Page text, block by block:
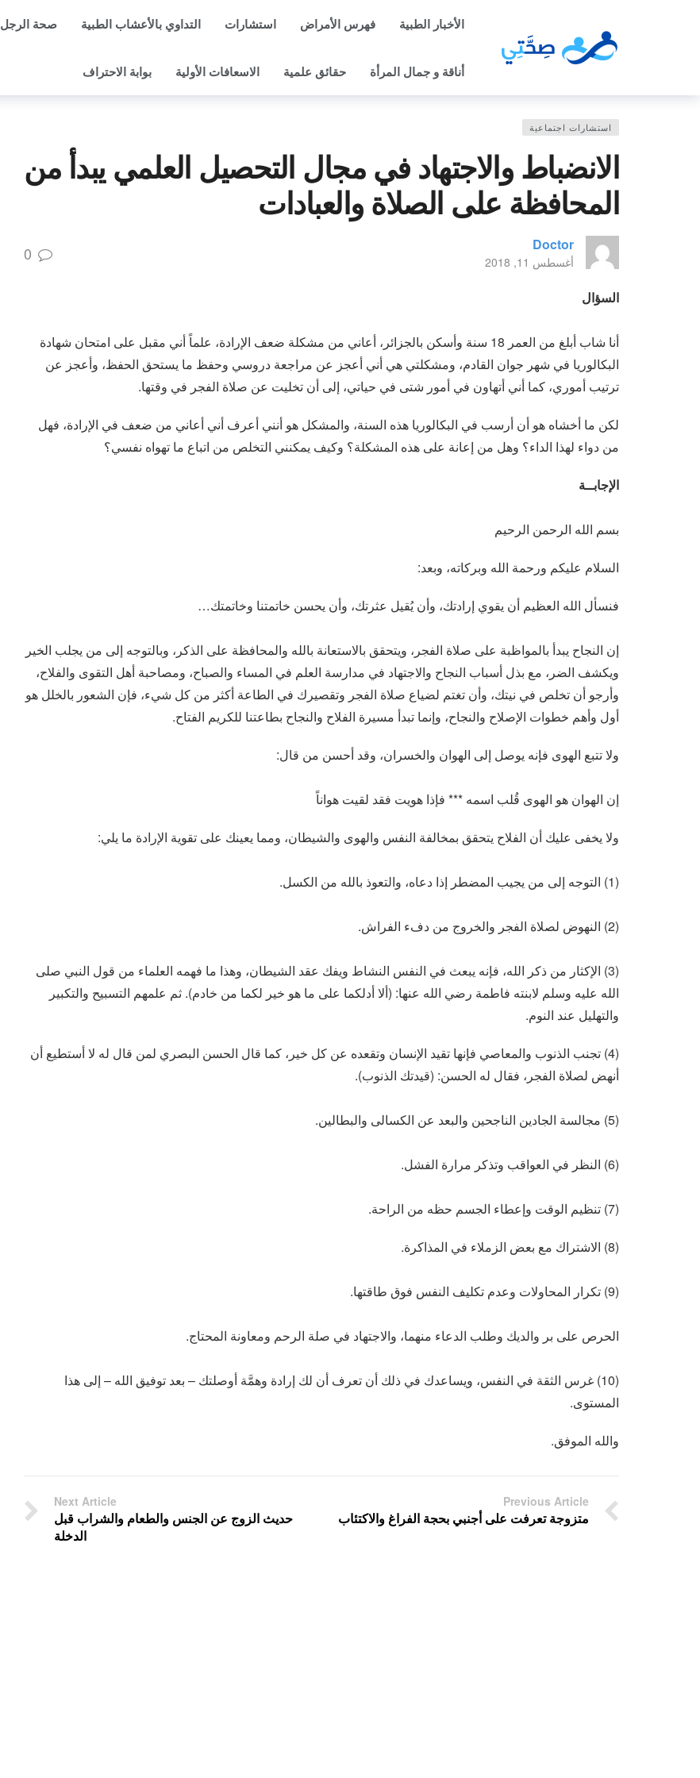
الأخبار الطبية فهرس الأمراض استشارات التداوي بالأعشاب الطبية صحة الرجل
أناقة و جمال المرأة حقائق علمية الاسعافات الأولية بوابة الاحتراف
استشارات اجتماعية
الانضباط والاجتهاد في مجال التحصيل العلمي يبدأ من
المحافظة على الصلاة والعبادات
Doctor
أغسطس 11, 2018 0
السؤال
أنا شاب أبلغ من العمر 18 سنة وأسكن بالجزائر، أعاني من مشكلة ضعف الإرادة، علماً أني مقبل على امتحان شهادة
البكالوريا في شهر جوان القادم، ومشكلتي هي أني أعجز عن مراجعة دروسي وحفظ ما يستحق الحفظ، وأعجز عن
ترتيب أموري، كما أني أتهاون في أمور شتى في حياتي، إلى أن تخليت عن صلاة الفجر في وقتها.
لكن ما أخشاه هو أن أرسب في البكالوريا هذه السنة، والمشكل هو أنني أعرف أني أعاني من ضعف في الإرادة، فهل
من دواء لهذا الداء؟ وهل من إعانة على هذه المشكلة؟ وكيف يمكنني التخلص من اتباع ما تهواه نفسي؟
الإجابــة
بسم الله الرحمن الرحيم
السلام عليكم ورحمة الله وبركاته، وبعد:
فنسأل الله العظيم أن يقوي إرادتك، وأن يُقيل عثرتك، وأن يحسن خاتمتنا وخاتمتك…
إن النجاح يبدأ بالمواظبة على صلاة الفجر، ويتحقق بالاستعانة بالله والمحافظة على الذكر، وبالتوجه إلى من يجلب الخير
ويكشف الضر، مع بذل أسباب النجاح والاجتهاد في مدارسة العلم في المساء والصباح، ومصاحبة أهل التقوى والفلاح،
وأرجو أن تخلص في نيتك، وأن تغتم لضياع صلاة الفجر وتقصيرك في الطاعة أكثر من كل شيء، فإن الشعور بالخلل هو
أول وأهم خطوات الإصلاح والنجاح، وإنما تبدأ مسيرة الفلاح والنجاح بطاعتنا للكريم الفتاح.
ولا تتبع الهوى فإنه يوصل إلى الهوان والخسران، وقد أحسن من قال:
إن الهوان هو الهوى قُلب اسمه *** فإذا هويت فقد لقيت هواناً
ولا يخفى عليك أن الفلاح يتحقق بمخالفة النفس والهوى والشيطان، ومما يعينك على تقوية الإرادة ما يلي:
(1) التوجه إلى من يجيب المضطر إذا دعاه، والتعوذ بالله من الكسل.
(2) النهوض لصلاة الفجر والخروج من دفء الفراش.
(3) الإكثار من ذكر الله، فإنه يبعث في النفس النشاط ويفك عقد الشيطان، وهذا ما فهمه العلماء من قول النبي صلى
الله عليه وسلم لابنته فاطمة رضي الله عنها: (ألا أدلكما على ما هو خير لكما من خادم). ثم علمهم التسبيح والتكبير
والتهليل عند النوم.
(4) تجنب الذنوب والمعاصي فإنها تقيد الإنسان وتقعده عن كل خير، كما قال الحسن البصري لمن قال له لا أستطيع أن
أنهض لصلاة الفجر، فقال له الحسن: (قيدتك الذنوب).
(5) مجالسة الجادين الناجحين والبعد عن الكسالى والبطالين.
(6) النظر في العواقب وتذكر مرارة الفشل.
(7) تنظيم الوقت وإعطاء الجسم حظه من الراحة.
(8) الاشتراك مع بعض الزملاء في المذاكرة.
(9) تكرار المحاولات وعدم تكليف النفس فوق طاقتها.
الحرص على بر والديك وطلب الدعاء منهما، والاجتهاد في صلة الرحم ومعاونة المحتاج.
(10) غرس الثقة في النفس، ويساعدك في ذلك أن تعرف أن لك إرادة وهمَّة أوصلتك – بعد توفيق الله – إلى هذا
المستوى.
والله الموفق.
Previous Article
متزوجة تعرفت على أجنبي بحجة الفراغ والاكتئاب
Next Article
حديث الزوج عن الجنس والطعام والشراب قبل
الدخلة